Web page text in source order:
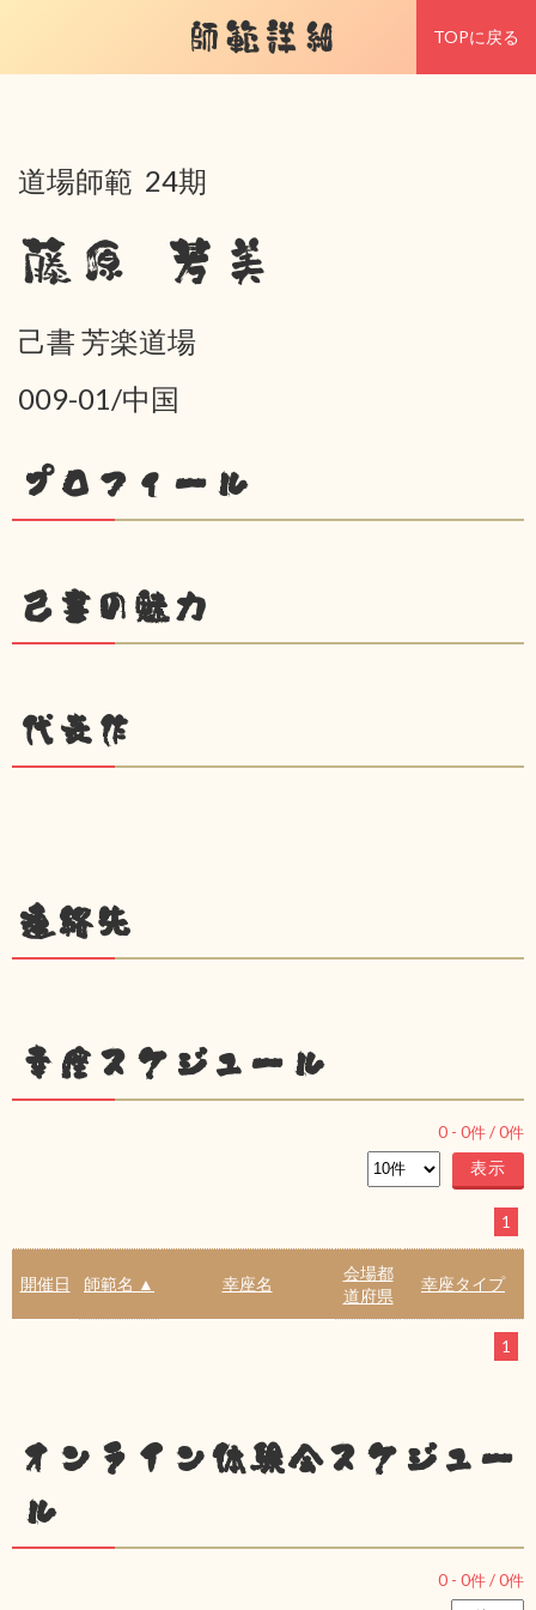
師範詳細 TOPに戻る
道場師範 24期
藤原 芳美
己書 芳楽道場
009-01/中国
プロフィール
己書の魅力
代表作
連絡先
幸座スケジュール
0 - 0件 /0件
1
開催日 師範名 ▲ 幸座名
会場都
道府県
幸座タイプ
1
オンライン体験会スケジュー
ル
0 - 0件 /0件